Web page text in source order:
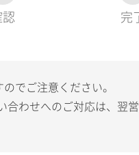
認 完
でご注意ください。
合わせへのご対応は、翌